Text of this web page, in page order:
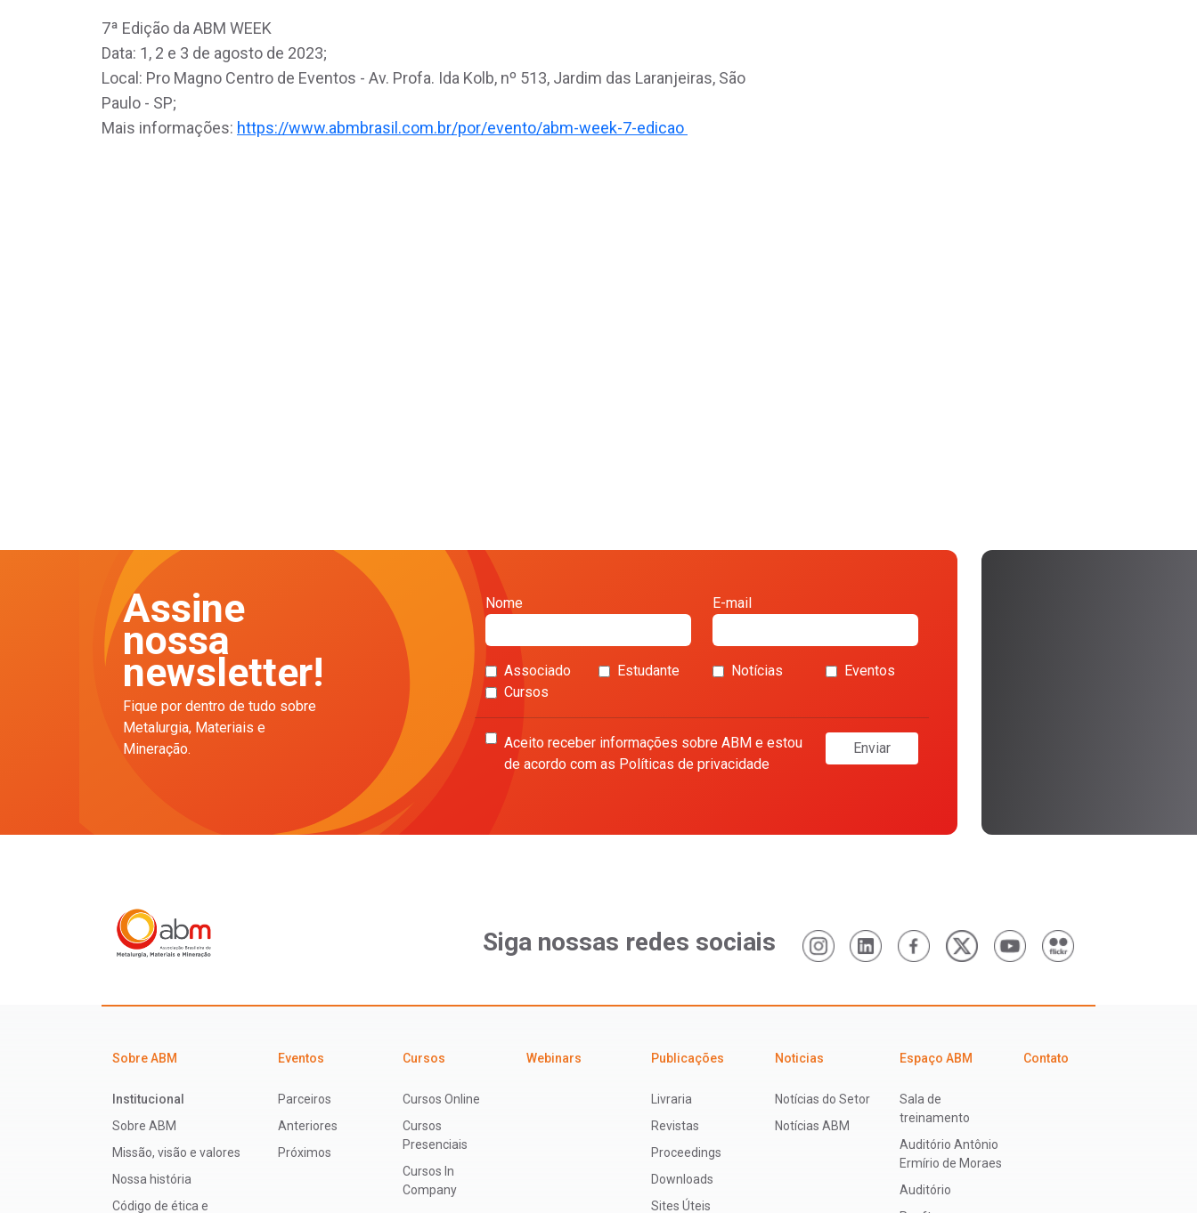
7ª Edição da ABM WEEK
Data: 1, 2 e 3 de agosto de 2023;
Local: Pro Magno Centro de Eventos - Av. Profa. Ida Kolb, nº 513, Jardim das Laranjeiras, São
Paulo - SP;
Mais informações: https://www.abmbrasil.com.br/por/evento/abm-week-7-edicao
Assine
nossa
newsletter!
Fique por dentro de tudo sobre
Metalurgia, Materiais e
Mineração.
Nome E-mail
Associado Estudante Notícias
Eventos
Cursos
Aceito receber informações sobre ABM e estou
de acordo com as Políticas de privacidade
Enviar
Siga nossas redes sociais
Sobre ABM
Institucional
Sobre ABM
Missão, visão e valores
Nossa história
Código de ética e
Eventos
Parceiros
Anteriores
Próximos
Cursos
Cursos Online
Cursos
Presenciais
Cursos In
Company
Webinars Publicações
Livraria
Revistas
Proceedings
Downloads
Sites Úteis
Noticias
Notícias do Setor
Notícias ABM
Espaço ABM
Sala de
treinamento
Auditório Antônio
Ermírio de Moraes
Auditório
Contato